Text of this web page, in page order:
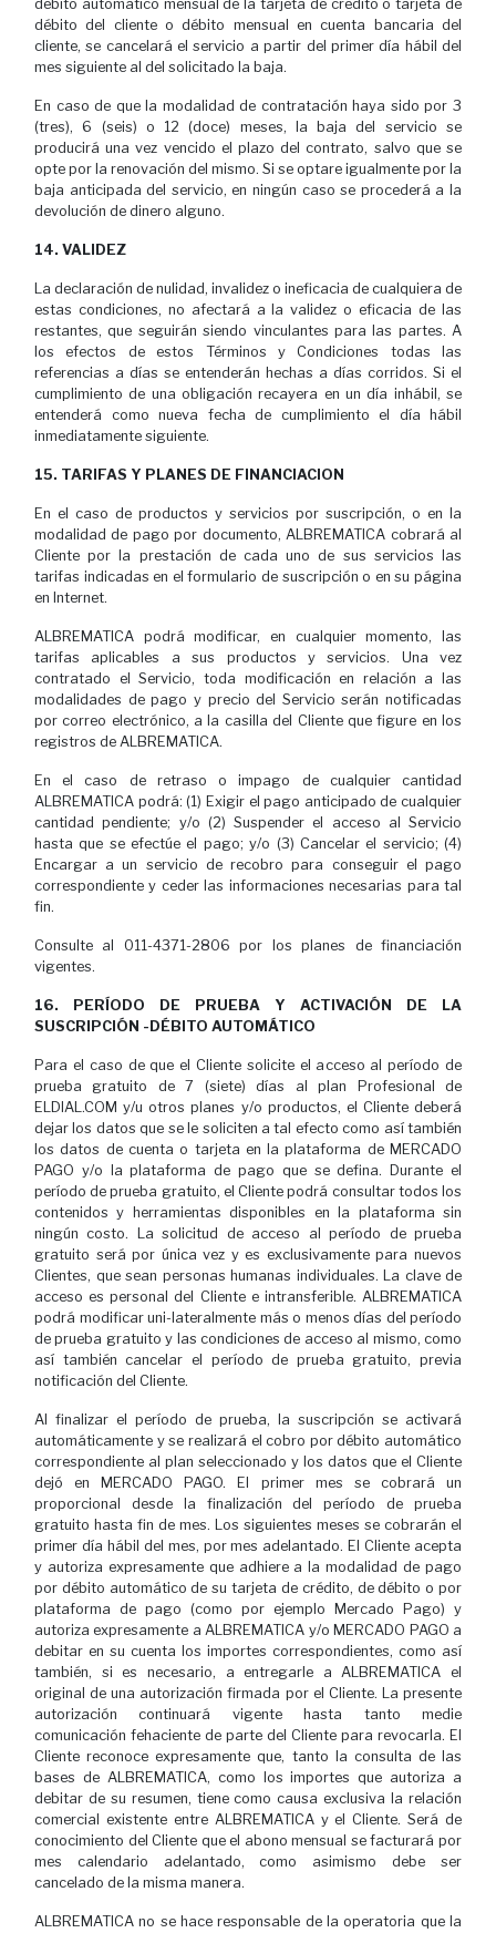
débito automático mensual de la tarjeta de crédito o tarjeta de
débito del cliente o débito mensual en cuenta bancaria del
cliente, se cancelará el servicio a partir del primer día hábil del
mes siguiente al del solicitado la baja.
En caso de que la modalidad de contratación haya sido por 3
(tres), 6 (seis) o 12 (doce) meses, la baja del servicio se
producirá una vez vencido el plazo del contrato, salvo que se
opte por la renovación del mismo. Si se optare igualmente por la
baja anticipada del servicio, en ningún caso se procederá a la
devolución de dinero alguno.
14. VALIDEZ
La declaración de nulidad, invalidez o ineficacia de cualquiera de
estas condiciones, no afectará a la validez o eficacia de las
restantes, que seguirán siendo vinculantes para las partes. A
los efectos de estos Términos y Condiciones todas las
referencias a días se entenderán hechas a días corridos. Si el
cumplimiento de una obligación recayera en un día inhábil, se
entenderá como nueva fecha de cumplimiento el día hábil
inmediatamente siguiente.
15. TARIFAS Y PLANES DE FINANCIACION
En el caso de productos y servicios por suscripción, o en la
modalidad de pago por documento, ALBREMATICA cobrará al
Cliente por la prestación de cada uno de sus servicios las
tarifas indicadas en el formulario de suscripción o en su página
en Internet.
ALBREMATICA podrá modificar, en cualquier momento, las
tarifas aplicables a sus productos y servicios. Una vez
contratado el Servicio, toda modificación en relación a las
modalidades de pago y precio del Servicio serán notificadas
por correo electrónico, a la casilla del Cliente que figure en los
registros de ALBREMATICA.
En el caso de retraso o impago de cualquier cantidad
ALBREMATICA podrá: (1) Exigir el pago anticipado de cualquier
cantidad pendiente; y/o (2) Suspender el acceso al Servicio
hasta que se efectúe el pago; y/o (3) Cancelar el servicio; (4)
Encargar a un servicio de recobro para conseguir el pago
correspondiente y ceder las informaciones necesarias para tal
fin.
Consulte al 011-4371-2806 por los planes de financiación
vigentes.
16. PERÍODO DE PRUEBA Y ACTIVACIÓN DE LA
SUSCRIPCIÓN -DÉBITO AUTOMÁTICO
Para el caso de que el Cliente solicite el acceso al período de
prueba gratuito de 7 (siete) días al plan Profesional de
ELDIAL.COM y/u otros planes y/o productos, el Cliente deberá
dejar los datos que se le soliciten a tal efecto como así también
los datos de cuenta o tarjeta en la plataforma de MERCADO
PAGO y/o la plataforma de pago que se defina. Durante el
período de prueba gratuito, el Cliente podrá consultar todos los
contenidos y herramientas disponibles en la plataforma sin
ningún costo. La solicitud de acceso al período de prueba
gratuito será por única vez y es exclusivamente para nuevos
Clientes, que sean personas humanas individuales. La clave de
acceso es personal del Cliente e intransferible. ALBREMATICA
podrá modificar uni-lateralmente más o menos días del período
de prueba gratuito y las condiciones de acceso al mismo, como
así también cancelar el período de prueba gratuito, previa
notificación del Cliente.
Al finalizar el período de prueba, la suscripción se activará
automáticamente y se realizará el cobro por débito automático
correspondiente al plan seleccionado y los datos que el Cliente
dejó en MERCADO PAGO. El primer mes se cobrará un
proporcional desde la finalización del período de prueba
gratuito hasta fin de mes. Los siguientes meses se cobrarán el
primer día hábil del mes, por mes adelantado. El Cliente acepta
y autoriza expresamente que adhiere a la modalidad de pago
por débito automático de su tarjeta de crédito, de débito o por
plataforma de pago (como por ejemplo Mercado Pago) y
autoriza expresamente a ALBREMATICA y/o MERCADO PAGO a
debitar en su cuenta los importes correspondientes, como así
también, si es necesario, a entregarle a ALBREMATICA el
original de una autorización firmada por el Cliente. La presente
autorización continuará vigente hasta tanto medie
comunicación fehaciente de parte del Cliente para revocarla. El
Cliente reconoce expresamente que, tanto la consulta de las
bases de ALBREMATICA, como los importes que autoriza a
debitar de su resumen, tiene como causa exclusiva la relación
comercial existente entre ALBREMATICA y el Cliente. Será de
conocimiento del Cliente que el abono mensual se facturará por
mes calendario adelantado, como asimismo debe ser
cancelado de la misma manera.
ALBREMATICA no se hace responsable de la operatoria que la